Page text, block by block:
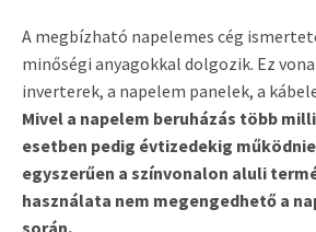
A megbízható napelemes cég
minőségi anyagokkal dolgozik. Ez
inverterek, a napelem panelek, a
Mivel a napelem beruházás több
esetben pedig évtizedekig
egyszerűen a színvonalon aluli
használata nem megengedhető a
során.